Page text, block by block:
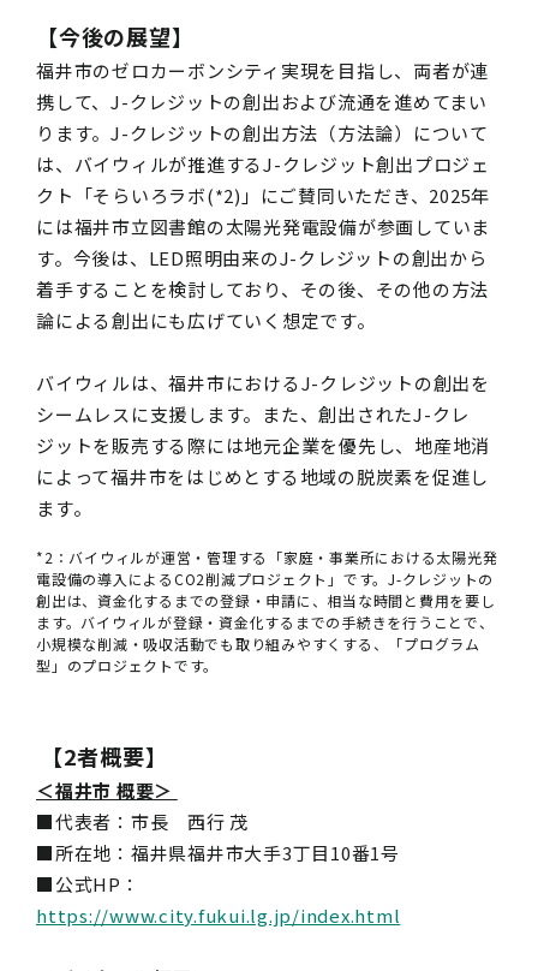
【今後の展望】
福井市のゼロカーボンシティ実現を目指し、両者が連
携して、J-クレジットの創出および流通を進めてまい
ります。J-クレジットの創出方法（方法論）について
は、バイウィルが推進するJ-クレジット創出プロジェ
クト「そらいろラボ(*2)」にご賛同いただき、2025年
には福井市立図書館の太陽光発電設備が参画していま
す。今後は、LED照明由来のJ-クレジットの創出から
着手することを検討しており、その後、その他の方法
論による創出にも広げていく想定です。
バイウィルは、福井市におけるJ-クレジットの創出を
シームレスに支援します。また、創出されたJ-クレ
ジットを販売する際には地元企業を優先し、地産地消
によって福井市をはじめとする地域の脱炭素を促進し
ます。
*2：バイウィルが運営・管理する「家庭・事業所における太陽光発
電設備の導入によるCO2削減プロジェクト」です。J-クレジットの
創出は、資金化するまでの登録・申請に、相当な時間と費用を要し
ます。バイウィルが登録・資金化するまでの手続きを行うことで、
小規模な削減・吸収活動でも取り組みやすくする、「プログラム
型」のプロジェクトです。
【2者概要】
＜福井市 概要＞
■代表者：市長 西行 茂
■所在地：福井県福井市大手3丁目10番1号
■公式HP：
https://www.city.fukui.lg.jp/index.html